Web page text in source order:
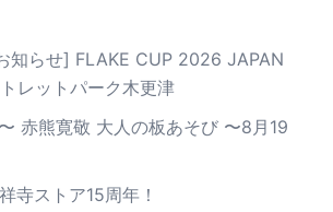
知らせ] FLAKE CUP 2026 JAPAN
レットパーク木更津
赤熊寛敬 大人の板あそび 〜8月19
寺ストア15周年！